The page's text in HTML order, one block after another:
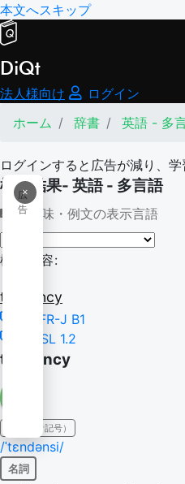
本文へスキップ
DiQt
法人様向け
ログイン
ホーム
辞書 英語 - 多
ログインすると広告が減り、学
×
広
告
検索結果- 英語 - 多言語
意味・例文の表示言語
検索内容:
tendency
CEFR-J B1
NGSL 1.2
tendency
IPA（発音記号）
/ˈtɛndənsi/
名詞